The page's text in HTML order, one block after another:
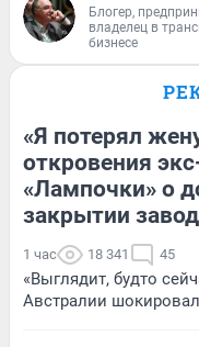
Блогер,
владелец в
бизнесе
«Я потерял
откровения
«Лампочки» о
закрытии
1 час 18 341 45
«Выглядит, будто
Австралии